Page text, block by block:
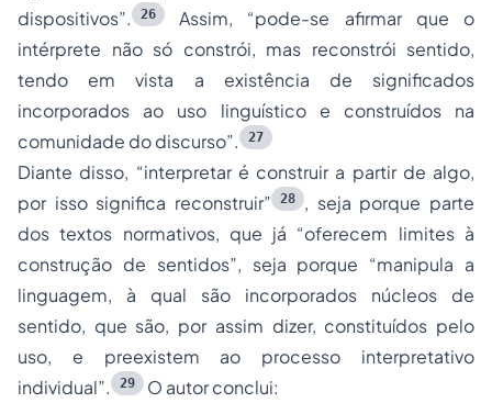
dispositivos”.
26
Assim, “pode-se afirmar que o
intérprete não só constrói, mas reconstrói sentido,
tendo em vista a existência de significados
incorporados ao uso linguístico e construídos na
comunidade do discurso”.
27
Diante disso, “interpretar é construir a partir de algo,
por isso significa reconstruir”
28
, seja porque parte
dos textos normativos, que já “oferecem limites à
construção de sentidos”, seja porque “manipula a
linguagem, à qual são incorporados núcleos de
sentido, que são, por assim dizer, constituídos pelo
uso, e preexistem ao processo interpretativo
individual”.
29
O autor conclui: